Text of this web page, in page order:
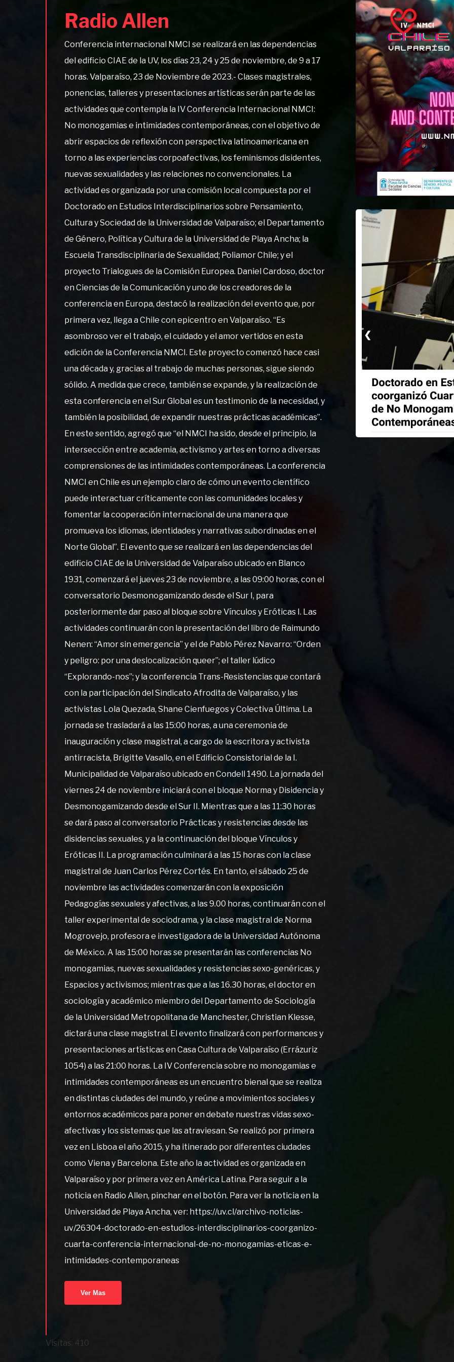
Radio Allen
Conferencia internacional NMCI se realizará en las dependencias
del edificio CIAE de la UV, los días 23, 24 y 25 de noviembre, de 9 a 17
horas. Valparaíso, 23 de Noviembre de 2023.- Clases magistrales,
ponencias, talleres y presentaciones artísticas serán parte de las
actividades que contempla la IV Conferencia Internacional NMCI:
No monogamias e intimidades contemporáneas, con el objetivo de
abrir espacios de reflexión con perspectiva latinoamericana en
torno a las experiencias corpoafectivas, los feminismos disidentes,
nuevas sexualidades y las relaciones no convencionales. La
actividad es organizada por una comisión local compuesta por el
Doctorado en Estudios Interdisciplinarios sobre Pensamiento,
Cultura y Sociedad de la Universidad de Valparaíso; el Departamento
de Género, Política y Cultura de la Universidad de Playa Ancha; la
Escuela Transdisciplinaria de Sexualidad; Poliamor Chile; y el
proyecto Trialogues de la Comisión Europea. Daniel Cardoso, doctor
en Ciencias de la Comunicación y uno de los creadores de la
conferencia en Europa, destacó la realización del evento que, por
primera vez, llega a Chile con epicentro en Valparaíso. “Es
asombroso ver el trabajo, el cuidado y el amor vertidos en esta
edición de la Conferencia NMCI. Este proyecto comenzó hace casi
una década y, gracias al trabajo de muchas personas, sigue siendo
sólido. A medida que crece, también se expande, y la realización de
esta conferencia en el Sur Global es un testimonio de la necesidad, y
también la posibilidad, de expandir nuestras prácticas académicas”.
En este sentido, agregó que “el NMCI ha sido, desde el principio, la
intersección entre academia, activismo y artes en torno a diversas
comprensiones de las intimidades contemporáneas. La conferencia
NMCI en Chile es un ejemplo claro de cómo un evento científico
puede interactuar críticamente con las comunidades locales y
fomentar la cooperación internacional de una manera que
promueva los idiomas, identidades y narrativas subordinadas en el
Norte Global”. El evento que se realizará en las dependencias del
edificio CIAE de la Universidad de Valparaíso ubicado en Blanco
1931, comenzará el jueves 23 de noviembre, a las 09:00 horas, con el
conversatorio Desmonogamizando desde el Sur I, para
posteriormente dar paso al bloque sobre Vínculos y Eróticas I. Las
actividades continuarán con la presentación del libro de Raimundo
Nenen: “Amor sin emergencia” y el de Pablo Pérez Navarro: “Orden
y peligro: por una deslocalización queer”; el taller lúdico
“Explorando-nos”; y la conferencia Trans-Resistencias que contará
con la participación del Sindicato Afrodita de Valparaíso, y las
activistas Lola Quezada, Shane Cienfuegos y Colectiva Última. La
jornada se trasladará a las 15:00 horas, a una ceremonia de
inauguración y clase magistral, a cargo de la escritora y activista
antirracista, Brigitte Vasallo, en el Edificio Consistorial de la I.
Municipalidad de Valparaíso ubicado en Condell 1490. La jornada del
viernes 24 de noviembre iniciará con el bloque Norma y Disidencia y
Desmonogamizando desde el Sur II. Mientras que a las 11:30 horas
se dará paso al conversatorio Prácticas y resistencias desde las
disidencias sexuales, y a la continuación del bloque Vínculos y
Eróticas II. La programación culminará a las 15 horas con la clase
magistral de Juan Carlos Pérez Cortés. En tanto, el sábado 25 de
noviembre las actividades comenzarán con la exposición
Pedagogías sexuales y afectivas, a las 9.00 horas, continuarán con el
taller experimental de sociodrama, y la clase magistral de Norma
Mogrovejo, profesora e investigadora de la Universidad Autónoma
de México. A las 15:00 horas se presentarán las conferencias No
monogamias, nuevas sexualidades y resistencias sexo-genéricas, y
Espacios y activismos; mientras que a las 16.30 horas, el doctor en
sociología y académico miembro del Departamento de Sociología
de la Universidad Metropolitana de Manchester, Christian Klesse,
dictará una clase magistral. El evento finalizará con performances y
presentaciones artísticas en Casa Cultura de Valparaíso (Errázuriz
1054) a las 21:00 horas. La IV Conferencia sobre no monogamias e
intimidades contemporáneas es un encuentro bienal que se realiza
en distintas ciudades del mundo, y reúne a movimientos sociales y
entornos académicos para poner en debate nuestras vidas sexo-
afectivas y los sistemas que las atraviesan. Se realizó por primera
vez en Lisboa el año 2015, y ha itinerado por diferentes ciudades
como Viena y Barcelona. Este año la actividad es organizada en
Valparaíso y por primera vez en América Latina. Para seguir a la
noticia en Radio Allen, pinchar en el botón. Para ver la noticia en la
Universidad de Playa Ancha, ver: https://uv.cl/archivo-noticias-
uv/26304-doctorado-en-estudios-interdisciplinarios-coorganizo-
cuarta-conferencia-internacional-de-no-monogamias-eticas-e-
intimidades-contemporaneas
Ver Mas
❮
Visitas: 410